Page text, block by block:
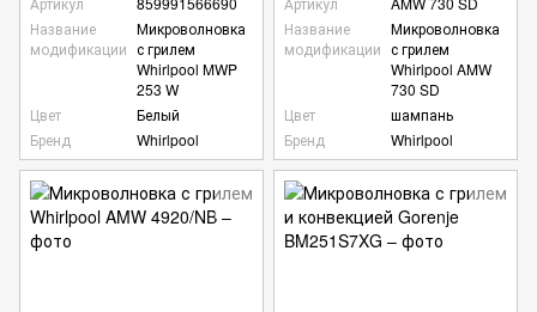
Название
модификации
Микроволновка
с грилем
Whirlpool MWP
253 W
Цвет
Белый
Бренд
Whirlpool
Название
модификации
Микроволновка
с грилем
Whirlpool AMW
730 SD
Цвет
шампань
Бренд
Whirlpool